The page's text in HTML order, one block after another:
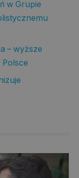
w Grupie
– wyższe